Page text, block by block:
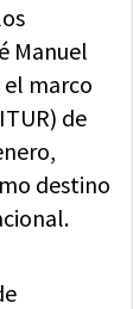
Manuel
el marco
de
destino